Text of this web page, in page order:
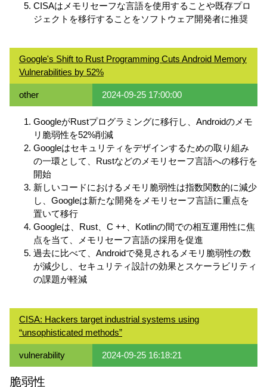
CISAはメモリセーフな言語を使用することや既存プロ
ジェクトを移行することをソフトウェア開発者に推奨
Google's Shift to Rust Programming Cuts Android Memory
Vulnerabilities by 52%
other 2024-09-25 17:00:00
GoogleがRustプログラミングに移行し、Androidのメモ
リ脆弱性を52%削減
Googleはセキュリティをデザインするための取り組み
の一環として、Rustなどのメモリセーフ言語への移行を
開始
新しいコードにおけるメモリ脆弱性は指数関数的に減少
し、Googleは新たな開発をメモリセーフ言語に重点を
置いて移行
Googleは、Rust、C ++、Kotlinの間での相互運用性に焦
点を当て、メモリセーフ言語の採用を促進
過去に比べて、Androidで発見されるメモリ脆弱性の数
が減少し、セキュリティ設計の効果とスケーラビリティ
の課題が軽減
CISA: Hackers target industrial systems using
“unsophisticated methods”
vulnerability 2024-09-25 16:18:21
脆弱性